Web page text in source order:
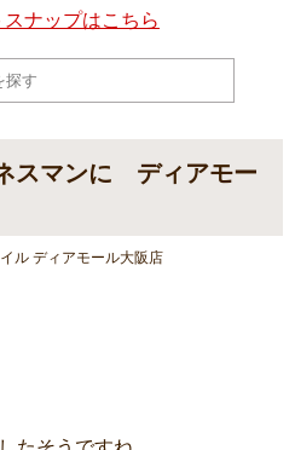
ナップはこちら
スマンに ディアモー
ル ディアモール大阪店